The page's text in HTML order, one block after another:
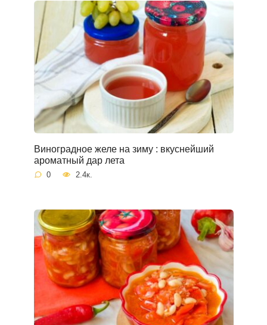
Виноградное желе на зиму : вкуснейший
ароматный дар лета
0 2.4к.